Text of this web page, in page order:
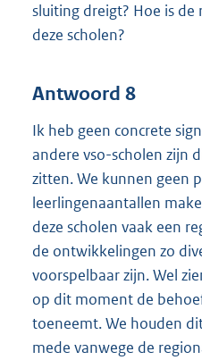
sluiting dreigt? Hoe is
deze scholen?
Antwoord 8
Ik heb geen concrete
andere vso-scholen zijn
zitten. We kunnen geen
leerlingenaantallen
deze scholen vaak een
de ontwikkelingen zo
voorspelbaar zijn. Wel
op dit moment de
toeneemt. We houden
mede vanwege de